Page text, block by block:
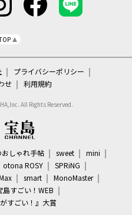
プライバシーポリシー
せ
利用規約
All Rights Reserved.
おしゃれ手帖 sweet
mini
otona ROSY
SPRiNG
smart
MonoMaster
島すごい！WEB
すごい！』大賞